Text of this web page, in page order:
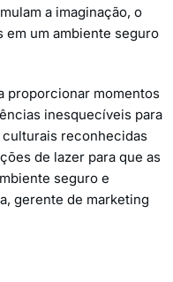
a imaginação, o
em um ambiente seguro
proporcionar momentos
inesquecíveis para
reconhecidas
de lazer para que as
seguro e
gerente de marketing